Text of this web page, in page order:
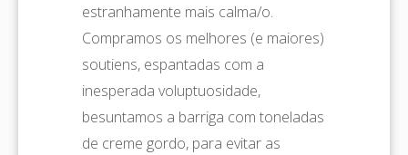
estranhamente mais calma/o.
Compramos os melhores (e maiores)
soutiens, espantadas com a
inesperada voluptuosidade,
besuntamos a barriga com toneladas
de creme gordo, para evitar as